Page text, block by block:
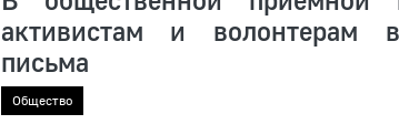
активистам и волонтерам
письма
Общество